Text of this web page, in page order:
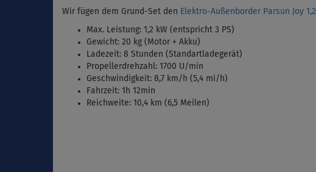
Wir fügen dem Grund-Set den Elektro-Außenborder Parsun Joy 1,2
Max. Leistung: 1,2 kW (entspricht 3 PS)
Gewicht: 20 kg (Motor + Akku)
Ladezeit: 8 Stunden (Standartladegerät)
Propellerdrehzahl: 1700 U/min
Geschwindigkeit: 8,7 km/h (5,4 mi/h)
Fahrzeit: 1h 12min
Reichweite: 10,4 km (6,5 Meilen)